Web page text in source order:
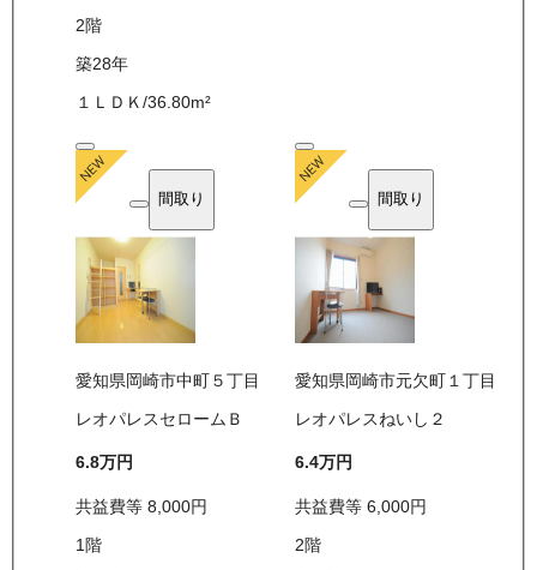
2階
築28年
１ＬＤＫ /36.80m²
間取り
愛知県岡崎市中町５丁目
レオパレスセロームＢ
6.8万円
共益費等 8,000円
1 階
間取り
愛知県岡崎市元欠町１丁目
レオパレスねいし２
6.4万円
共益費等6,000円
2階